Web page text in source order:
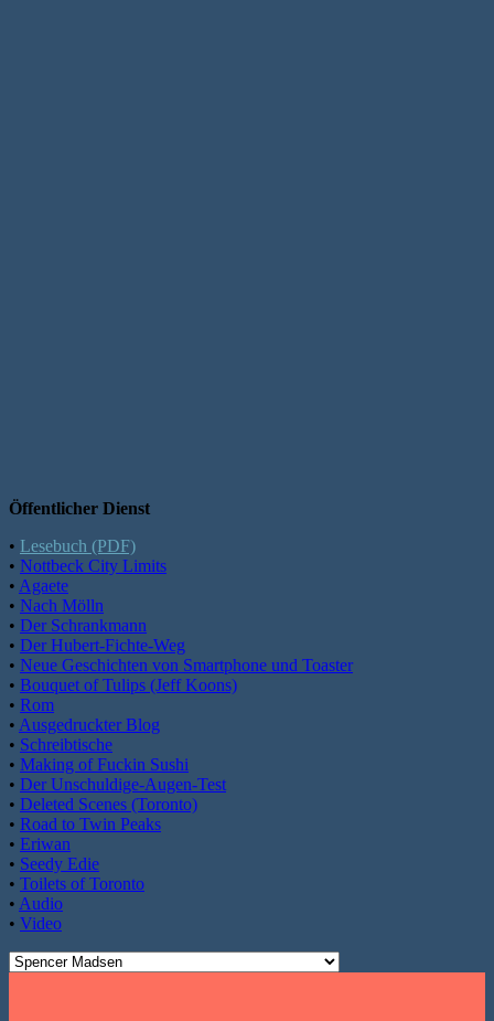
Öffentlicher Dienst
• Lesebuch (PDF)
• Nottbeck City Limits
• Agaete
• Nach Mölln
• Der Schrankmann
• Der Hubert-Fichte-Weg
• Neue Geschichten von Smartphone und Toaster
• Bouquet of Tulips (Jeff Koons)
• Rom
• Ausgedruckter Blog
• Schreibtische
• Making of Fuckin Sushi
• Der Unschuldige-Augen-Test
• Deleted Scenes (Toronto)
• Road to Twin Peaks
• Eriwan
• Seedy Edie
• Toilets of Toronto
• Audio
• Video